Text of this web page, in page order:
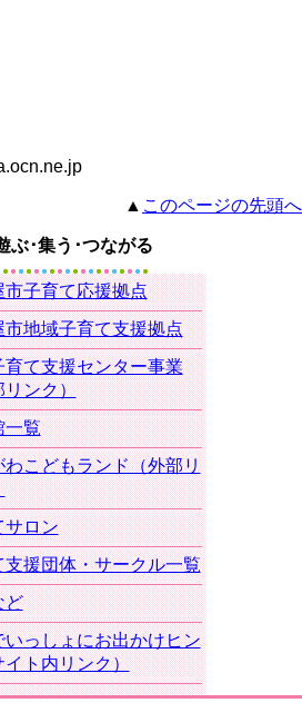
▲ このページの先頭へ
ぶ･集う･つながる
市子育て応援拠点
市地域子育て支援拠点
育て支援センター事業
リンク）
一覧
わこどもランド（外部リ
サロン
支援団体・サークル一覧
ど
いっしょにお出かけヒン
イト内リンク）